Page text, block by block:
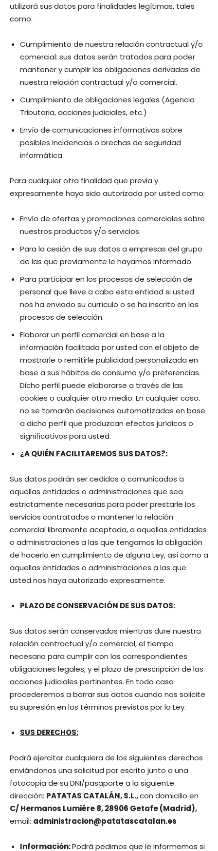
utilizará sus datos para finalidades legítimas, tales
como:
Cumplimiento de nuestra relación contractual y/o
comercial: sus datos serán tratados para poder
mantener y cumplir las obligaciones derivadas de
nuestra relación contractual y/o comercial.
Cumplimiento de obligaciones legales (Agencia
Tributaria, acciones judiciales, etc.)
Envío de comunicaciones informativas sobre
posibles incidencias o brechas de seguridad
informática.
Para cualquier otra finalidad que previa y
expresamente haya sido autorizada por usted como:
Envío de ofertas y promociones comerciales sobre
nuestros productos y/o servicios.
Para la cesión de sus datos a empresas del grupo
de las que previamente le hayamos informado.
Para participar en los procesos de selección de
personal que lleve a cabo esta entidad si usted
nos ha enviado su currículo o se ha inscrito en los
procesos de selección.
Elaborar un perfil comercial en base a la
información facilitada por usted con el objeto de
mostrarle o remitirle publicidad personalizada en
base a sus hábitos de consumo y/o preferencias.
Dicho perfil puede elaborarse a través de las
cookies o cualquier otro medio. En cualquier caso,
no se tomarán decisiones automatizadas en base
a dicho perfil que produzcan efectos jurídicos o
significativos para usted.
¿A QUIÉN FACILITAREMOS SUS DATOS?:
Sus datos podrán ser cedidos o comunicados a
aquellas entidades o administraciones que sea
estrictamente necesarias para poder prestarle los
servicios contratados o mantener la relación
comercial libremente aceptada, a aquellas entidades
o administraciones a las que tengamos la obligación
de hacerlo en cumplimiento de alguna Ley, así como a
aquellas entidades o administraciones a las que
usted nos haya autorizado expresamente.
PLAZO DE CONSERVACIÓN DE SUS DATOS:
Sus datos serán conservados mientras dure nuestra
relación contractual y/o comercial, el tiempo
necesario para cumplir con las correspondientes
obligaciones legales, y el plazo de prescripción de las
acciones judiciales pertinentes. En todo caso
procederemos a borrar sus datos cuando nos solicite
su supresión en los términos previstos por la Ley.
SUS DERECHOS:
Podrá ejercitar cualquiera de los siguientes derechos
enviándonos una solicitud por escrito junto a una
fotocopia de su DNI/pasaporte a la siguiente
dirección: PATATAS CATALÁN, S.L.,con domicilio en
C/ Hermanos Lumiére 8, 28906 Getafe (Madrid),
email: administracion@patatascatalan.es
Información:Podrá pedirnos que le informemos si